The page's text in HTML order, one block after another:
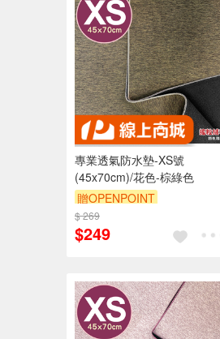
專業透氣防水墊-XS號
(45x70cm)/花色-棕綠色
贈OPENPOINT
訂單滿 2000 元折抵 100元
（運費不算在 2000 元的範
$ 269
$249